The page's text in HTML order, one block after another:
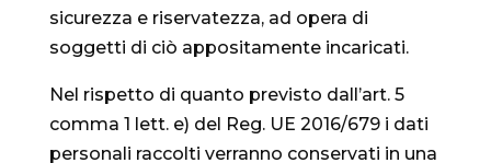
sicurezza e riservatezza, ad opera di
soggetti di ciò appositamente incaricati.
Nel rispetto di quanto previsto dall’art. 5
comma 1 lett. e) del Reg. UE 2016/679 i dati
personali raccolti verranno conservati in una